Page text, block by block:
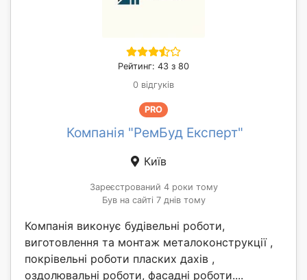
Рейтинг: 43 з 80
0 відгуків
PRO
Компанія "РемБуд Експерт"
Київ
Зареєстрований 4 роки тому
Був на сайті 7 днів тому
Компанія виконує будівельні роботи,
виготовлення та монтаж металоконструкції ,
покрівельні роботи пласких дахів ,
оздолювальні роботи, фасадні роботи....